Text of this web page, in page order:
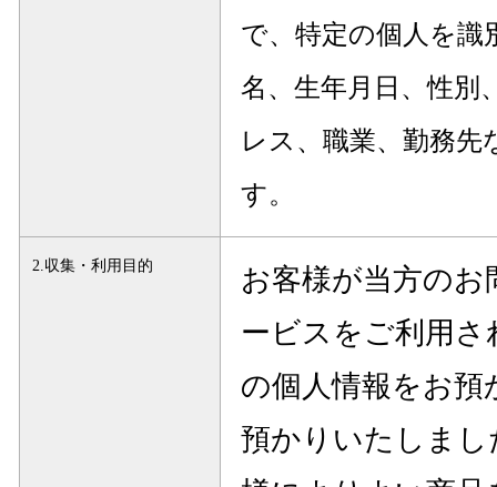
で、特定の個人を識
名、生年月日、性別
レス、職業、勤務
す。
2.収集・利用目的
お客様が当方の
ービスをご利用
の個人情報をお
預かりいたしま